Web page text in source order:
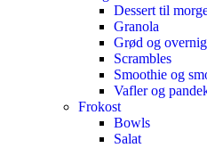
Dessert til
Granola
Grød og
Scrambles
Smoothie og
Vafler og
Frokost
Bowls
Salat